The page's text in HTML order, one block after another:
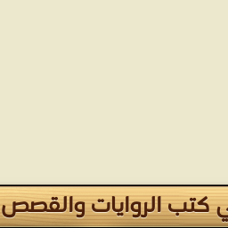
كتب الروايات والقصص